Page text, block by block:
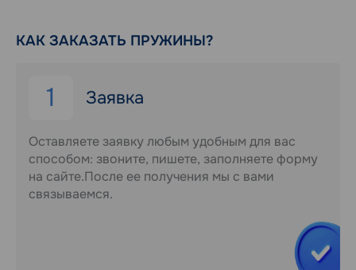
КАК ЗАКАЗАТЬ ПРУЖИНЫ?
1 Заявка
Оставляете заявку любым удобным для вас
способом: звоните, пишете, заполняете форму
на сайте.После ее получения мы с вами
связываемся.